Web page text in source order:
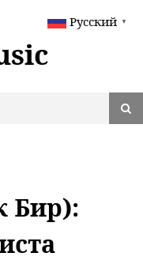
Бир):
Русский ▼